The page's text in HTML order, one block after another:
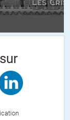
0,x% du PIB
1% de PIB ?…